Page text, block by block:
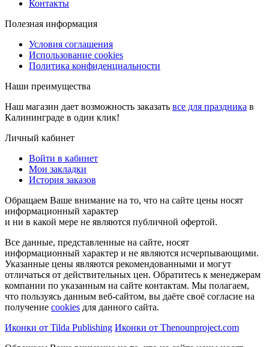
Контакты
Полезная информация
Условия соглашения
Использование cookies
Политика конфиденциальности
Наши преимущества
Наш магазин дает возможность заказать все для праздника в
Калининграде в один клик!
Личный кабинет
Войти в кабинет
Мои закладки
История заказов
Обращаем Ваше внимание на то, что на сайте цены носят
информационный характер
и ни в какой мере не являются публичной офертой.
Все данные, представленные на сайте, носят
информационный характер и не являются исчерпывающими.
Указанные цены являются рекомендованными и могут
отличаться от действительных цен. Обратитесь к менеджерам
компании по указанным на сайте контактам. Мы полагаем,
что пользуясь данным веб-сайтом, вы даёте своё согласие на
получение cookies для данного сайта.
Иконки от Tilda Publishing Иконки от Thenounproject.com